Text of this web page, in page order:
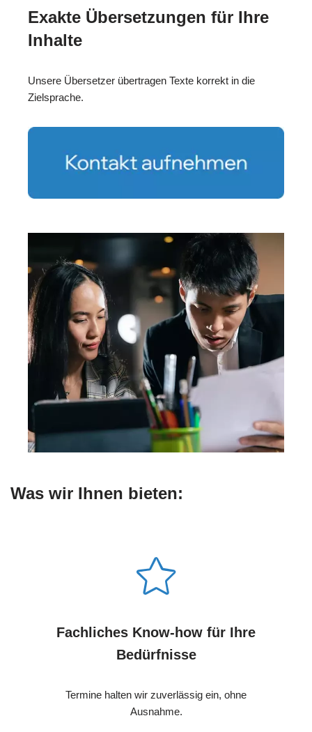
Exakte Übersetzungen für Ihre
Inhalte
Unsere Übersetzer übertragen Texte korrekt in die
Zielsprache.
Was wir Ihnen bieten:
Fachliches Know-how für Ihre
Bedürfnisse
Termine halten wir zuverlässig ein, ohne
Ausnahme.